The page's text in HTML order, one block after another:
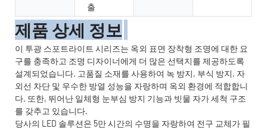
출
제품 상세 정보
이 투광 스포트라이트 시리즈는 옥외 표면 장착형 조명에 대한 요
구를 충족하고 조명 디자이너에게 더 많은 선택지를 제공하도록
설계되었습니다. 고품질 소재를 사용하여 녹 방지, 부식 방지, 자
외선 차단 및 우수한 방열 성능을 자랑하며 옥외 환경에 적합합니
다. 또한, 뛰어난 일체형 눈부심 방지 기능과 빗물 자가 세척 구조
를 갖추고 있습니다.
당사의 LED 솔루션은 5만 시간의 수명을 자랑하여 전구 교체가 필